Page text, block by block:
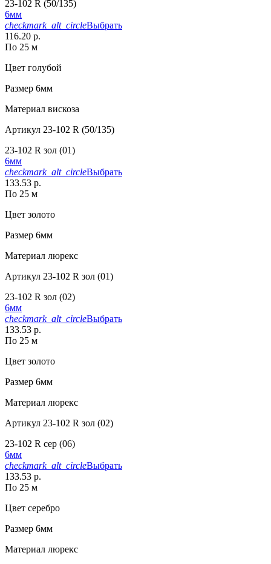
23-102 R (50/135)
6мм
checkmark_alt_circleВыбрать
116.20 р.
По 25 м
Цвет голубой
Размер 6мм
Материал вискоза
Артикул 23-102 R (50/135)
23-102 R зол (01)
6мм
checkmark_alt_circleВыбрать
133.53 р.
По 25 м
Цвет золото
Размер 6мм
Материал люрекс
Артикул 23-102 R зол (01)
23-102 R зол (02)
6мм
checkmark_alt_circleВыбрать
133.53 р.
По 25 м
Цвет золото
Размер 6мм
Материал люрекс
Артикул 23-102 R зол (02)
23-102 R сер (06)
6мм
checkmark_alt_circleВыбрать
133.53 р.
По 25 м
Цвет серебро
Размер 6мм
Материал люрекс